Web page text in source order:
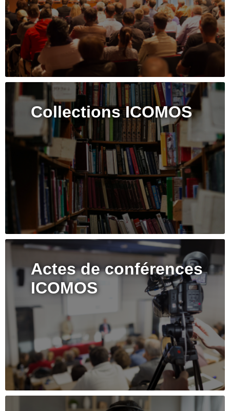
Collections ICOMOS
Actes de conférences
ICOMOS